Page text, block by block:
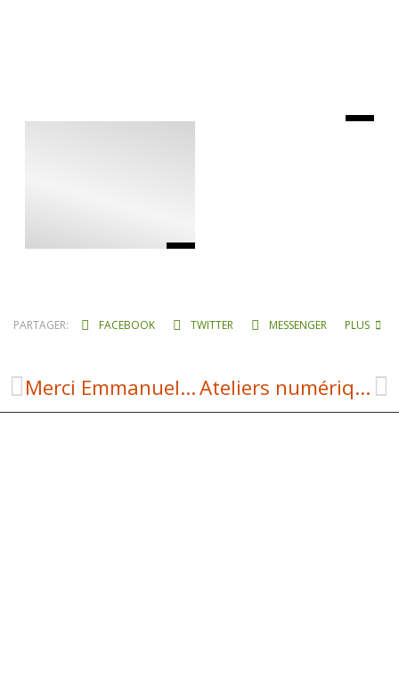
PARTAGER: FACEBOOK TWITTER MESSENGER PLUS
Merci Emmanuelle ! Ateliers numériques